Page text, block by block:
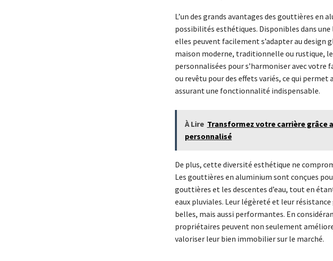
L’un des grands avantages des gouttières en
possibilités esthétiques. Disponibles dans
elles peuvent facilement s’adapter au design
maison moderne, traditionnelle ou rustique,
personnalisées pour s’harmoniser avec votre
ou revêtu pour des effets variés, ce qui
assurant une fonctionnalité indispensable.
À Lire Transformez votre carrière grâce
personnalisé
De plus, cette diversité esthétique ne
Les gouttières en aluminium sont conçues
gouttières et les descentes d’eau, tout en
eaux pluviales. Leur légèreté et leur
belles, mais aussi performantes. En
propriétaires peuvent non seulement
valoriser leur bien immobilier sur le marché.